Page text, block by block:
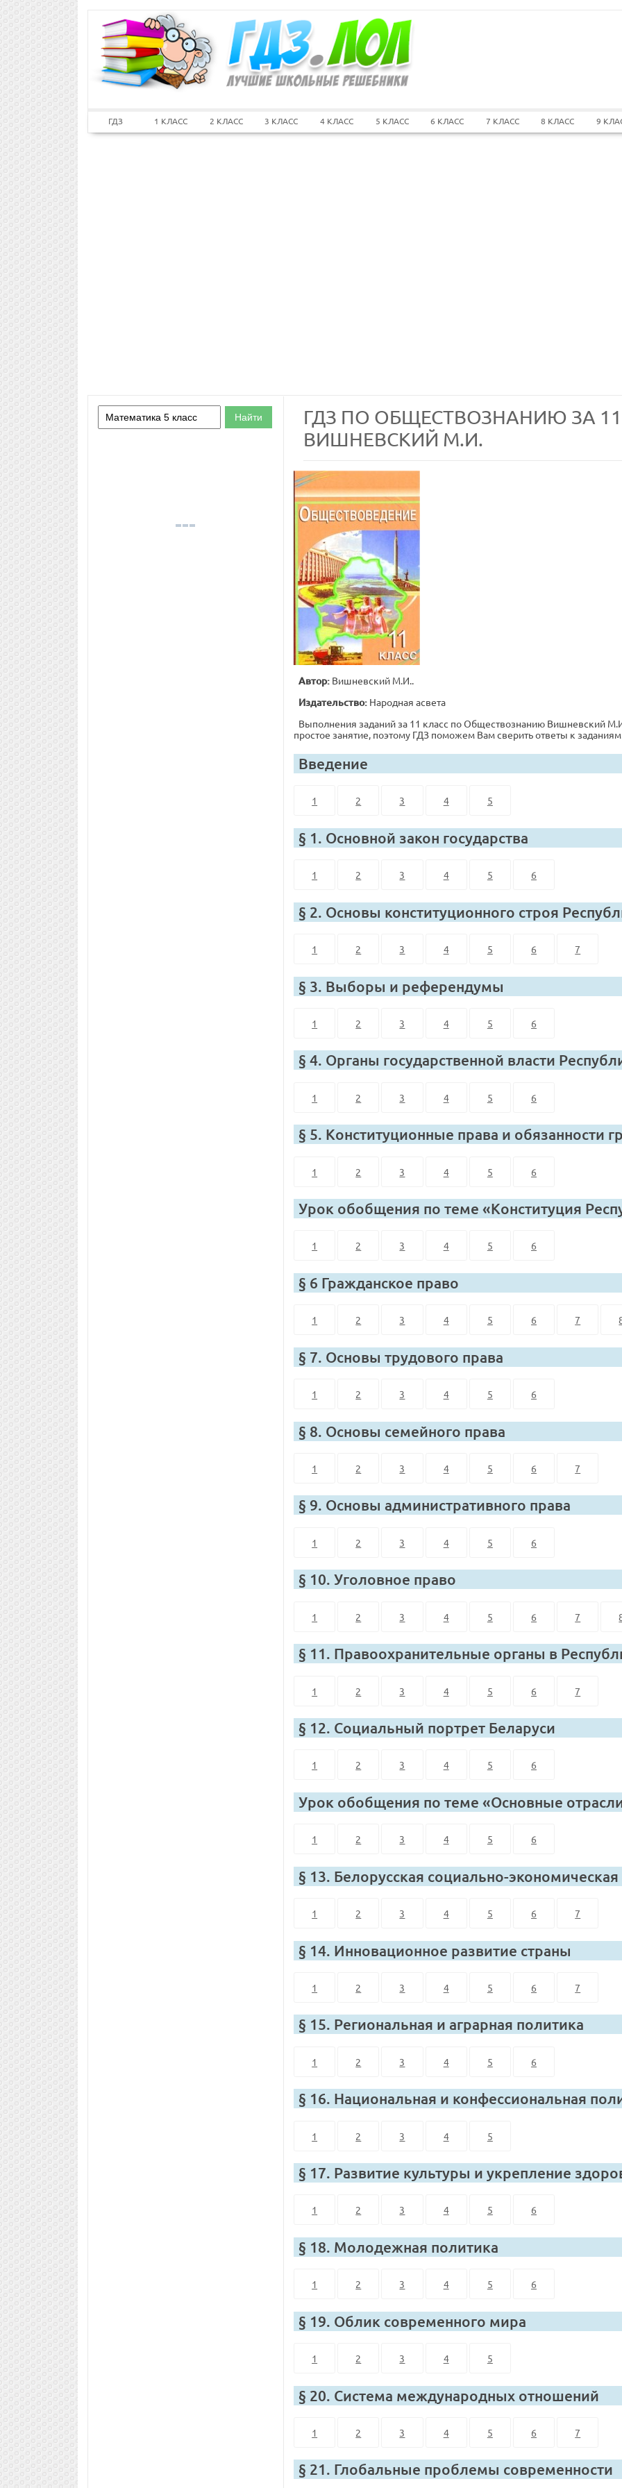
ГДЗ 1 КЛАСС 2 КЛАСС 3 КЛАСС 4 КЛАСС 5 КЛАСС 6 КЛАСС 7 КЛАСС 8 КЛАСС 9
ГДЗ ПО ОБЩЕСТВОЗНАНИЮ ЗА
ВИШНЕВСКИЙ М.И.
Автор: Вишневский М.И..
Издательство: Народная асвета
Выполнения заданий за 11 класс по Обществознанию Вишневский
простое занятие, поэтому ГДЗ поможем Вам сверить ответы к заданиям
Введение
1 2 3 4 5
§ 1. Основной закон государства
1 2 3 4 5 6
§ 2. Основы конституционного строя
1 2 3 4 5 6 7
§ 3. Выборы и референдумы
1 2 3 4 5 6
§ 4. Органы государственной власти
1 2 3 4 5 6
§ 5. Конституционные права и обязанности
1 2 3 4 5 6
Урок обобщения по теме «Конституция
1 2 3 4 5 6
§ 6 Гражданское право
1 2 3 4 5 6 7
§ 7. Основы трудового права
1 2 3 4 5 6
§ 8. Основы семейного права
1 2 3 4 5 6 7
§ 9. Основы административного права
1 2 3 4 5 6
§ 10. Уголовное право
1 2 3 4 5 6 7
§ 11. Правоохранительные органы в
1 2 3 4 5 6 7
§ 12. Социальный портрет Беларуси
1 2 3 4 5 6
Урок обобщения по теме «Основные
1 2 3 4 5 6
§ 13. Белорусская социально-
1 2 3 4 5 6 7
§ 14. Инновационное развитие страны
1 2 3 4 5 6 7
§ 15. Региональная и аграрная политика
1 2 3 4 5 6
§ 16. Национальная и конфессиональная
1 2 3 4 5
§ 17. Развитие культуры и укрепление
1 2 3 4 5 6
§ 18. Молодежная политика
1 2 3 4 5 6
§ 19. Облик современного мира
1 2 3 4 5
§ 20. Система международных отношений
1 2 3 4 5 6 7
§ 21. Глобальные проблемы современности